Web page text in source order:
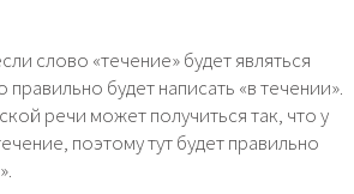
слово «течение» будет являться
будет написать «в течении».
речи может получиться так, что у
поэтому тут будет правильно